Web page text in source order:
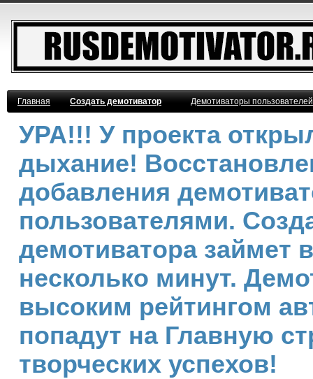
Главная Создать демотиватор Демотиваторы
УРА!!! У проекта
дыхание!
добавления
пользователями.
демотиватора займет
несколько минут.
высоким рейтингом
попадут на Главную
творческих успехов!